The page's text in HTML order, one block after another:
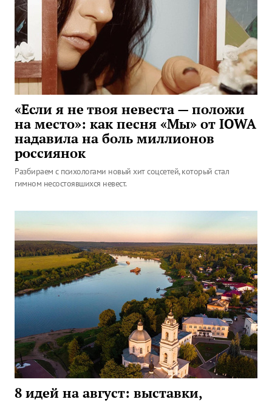
«Если я не твоя невеста — положи
на место»: как песня «Мы» от IOWA
надавила на боль миллионов
россиянок
Разбираем с психологами новый хит соцсетей, который стал
гимном несостоявшихся невест.
8 идей на август: выставки,